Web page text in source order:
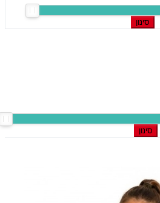
סינון
סינון